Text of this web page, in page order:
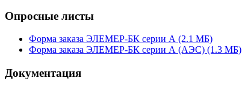
Опросные листы
Форма заказа ЭЛЕМЕР-БК серии А (2.1 MБ)
Форма заказа ЭЛЕМЕР-БК серии А (АЭС) (1.3 MБ)
Документация